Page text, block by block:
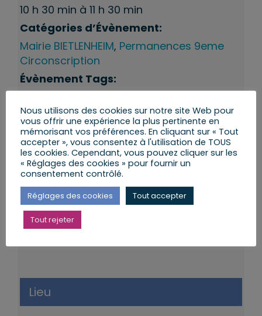
10 h 30 min à 11 h 30 min
Catégories d’Évènement:
Mairie BIETLENHEIM, Permanences 9eme
Circonscription
Évènement Tags:
Lieu
Nous utilisons des cookies sur notre site Web pour
vous offrir une expérience la plus pertinente en
mémorisant vos préférences. En cliquant sur « Tout
accepter », vous consentez à l'utilisation de TOUS
les cookies. Cependant, vous pouvez cliquer sur les
« Réglages des cookies » pour fournir un
consentement contrôlé.
Réglages des cookies Tout accepter
Tout rejeter